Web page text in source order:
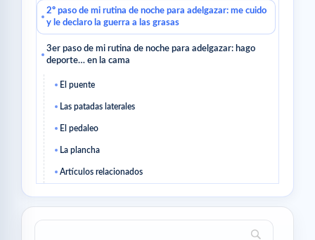
2º paso de mi rutina de noche para adelgazar: me cuido
y le declaro la guerra a las grasas
3er paso de mi rutina de noche para adelgazar: hago
deporte… en la cama
El puente
Las patadas laterales
El pedaleo
La plancha
Artículos relacionados